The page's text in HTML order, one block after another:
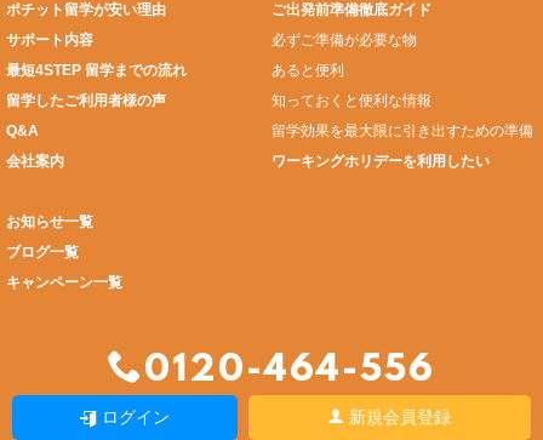
ポチット留学が安い理由
サポート内容
最短4STEP 留学までの流れ
留学したご利用者様の声
Q&A
会社案内
ご出発前準備徹底ガイド
必ずご準備が必要な物
あると便利
知っておくと便利な情報
留学効果を最大限に引き出すための準備
ワーキングホリデーを利用したい
お知らせ一覧
ブログ一覧
キャンペーン一覧
0120-464-556
ログイン 新規会員登録